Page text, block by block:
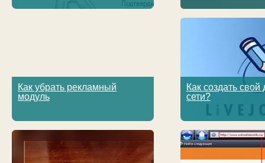
Как убрать рекламный
модуль
Как создать свой
сети?